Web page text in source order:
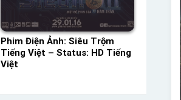
Phim Điện Ảnh: Siêu Trộm
Tiếng Việt – Status: HD Tiếng
Việt